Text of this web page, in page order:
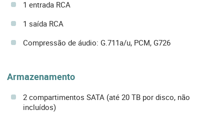
1 entrada RCA
1 saída RCA
Compressão de áudio: G.711a/u, PCM, G726
Armazenamento
2 compartimentos SATA (até 20 TB por disco, não
incluídos)